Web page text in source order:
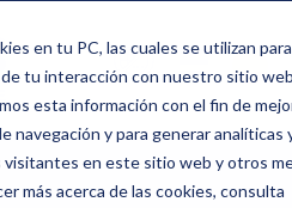
en tu PC, las cuales se utilizan para
tu interacción con nuestro sitio
esta información con el fin de
navegación y para generar analíticas
en este sitio web y otros
más acerca de las cookies, consulta